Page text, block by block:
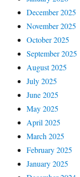
December 2025
November 2025
October 2025
September 2025
August 2025
July 2025
June 2025
May 2025
April 2025
March 2025
February 2025
January 2025